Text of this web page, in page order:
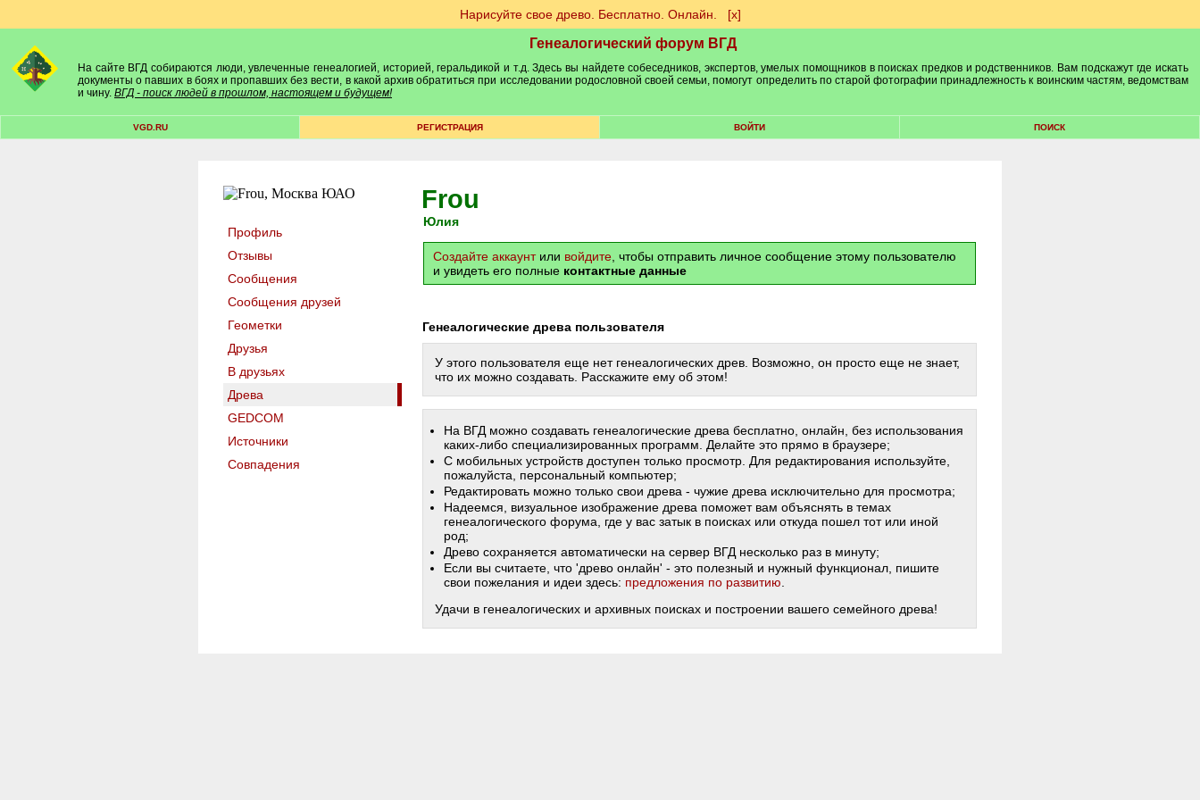
Нарисуйте свое древо. Бесплатно. Онлайн. [х]
Генеалогический форум ВГД
На сайте ВГД собираются люди, увлеченные генеалогией, историей, геральдикой и т.д. Здесь вы найдете собеседников, экспертов, умелых помощников в поисках предков и родственников. Вам подскажут где искать
документы о павших в боях и пропавших без вести, в какой архив обратиться при исследовании родословной своей семьи, помогут определить по старой фотографии принадлежность к воинским частям, ведомствам
и чину. ВГД - поиск людей в прошлом, настоящем и будущем!
VGD.RU РЕГИСТРАЦИЯ ВОЙТИ ПОИСК
Профиль
Отзывы
Сообщения
Сообщения друзей
Геометки
Друзья
В друзьях
Древа
GEDCOM
Источники
Совпадения
Frou
Юлия
Создайте аккаунтили войдите , чтобы отправить личное сообщение этому пользователю
и увидеть его полные контактные данные
Генеалогические древа пользователя
У этого пользователя еще нет генеалогических древ. Возможно, он просто еще не знает,
что их можно создавать. Расскажите ему об этом!
На ВГД можно создавать генеалогические древа бесплатно, онлайн, без использования
каких-либо специализированных программ. Делайте это прямо в браузере;
С мобильных устройств доступен только просмотр. Для редактирования используйте,
пожалуйста, персональный компьютер;
Редактировать можно только свои древа - чужие древа исключительно для просмотра;
Надеемся, визуальное изображение древа поможет вам объяснять в темах
генеалогического форума, где у вас затык в поисках или откуда пошел тот или иной
род;
Древо сохраняется автоматически на сервер ВГД несколько раз в минуту;
Если вы считаете, что 'древо онлайн' - это полезный и нужный функционал, пишите
свои пожелания и идеи здесь: предложения по развитию
Удачи в генеалогических и архивных поисках и построении вашего семейного древа!